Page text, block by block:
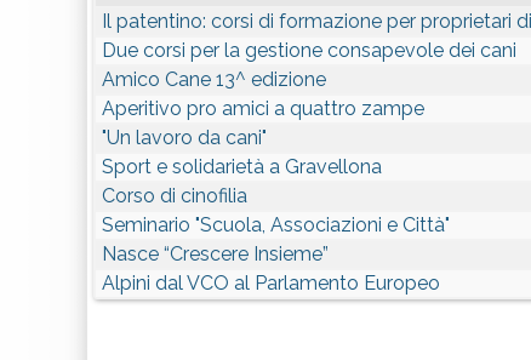
Il patentino: corsi di formazione per proprietari
Due corsi per la gestione consapevole dei cani
Amico Cane 13^ edizione
Aperitivo pro amici a quattro zampe
"Un lavoro da cani"
Sport e solidarietà a Gravellona
Corso di cinofilia
Seminario "Scuola, Associazioni e Città"
Nasce “Crescere Insieme”
Alpini dal VCO al Parlamento Europeo